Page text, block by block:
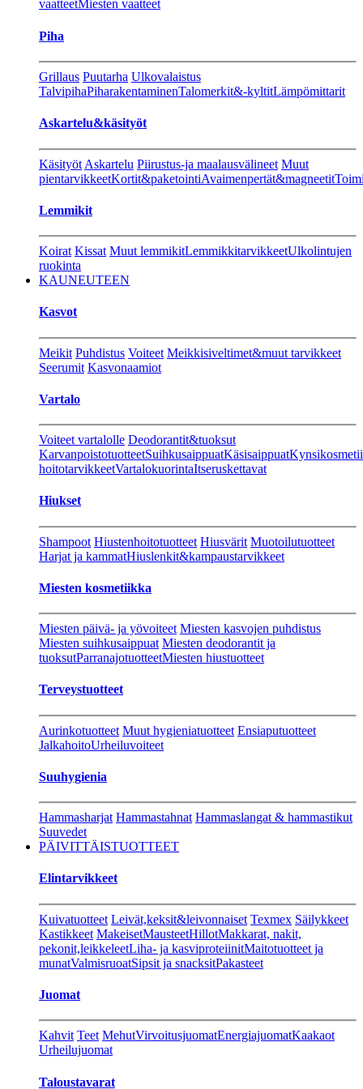
vaatteetMiesten vaatteet
Piha
Grillaus Puutarha Ulkovalaistus
TalvipihaPiharakentaminenTalomerkit&-kyltitLämpömittarit
Askartelu&käsityöt
Käsityöt Askartelu Piirustus-ja maalausvälineet Muut
pientarvikkeetKortit&paketointiAvaimenpertät&magneetit
Lemmikit
Koirat Kissat Muut lemmikitLemmikkitarvikkeetUlkolintujen
ruokinta
KAUNEUTEEN
Kasvot
Meikit Puhdistus Voiteet Meikkisiveltimet&muut tarvikkeet
Seerumit Kasvonaamiot
Vartalo
Voiteet vartalolle Deodorantit&tuoksut
KarvanpoistotuotteetSuihkusaippuatKäsisaippuat
hoitotarvikkeetVartalokuorintaItseruskettavat
Hiukset
Shampoot Hiustenhoitotuotteet Hiusvärit Muotoilutuotteet
Harjat ja kammatHiuslenkit&kampaustarvikkeet
Miesten kosmetiikka
Miesten päivä- ja yövoiteet Miesten kasvojen puhdistus
Miesten suihkusaippuat Miesten deodorantit ja
tuoksutParranajotuotteetMiesten hiustuotteet
Terveystuotteet
Aurinkotuotteet Muut hygieniatuotteet Ensiaputuotteet
JalkahoitoUrheiluvoiteet
Suuhygienia
Hammasharjat Hammastahnat Hammaslangat & hammastikut
Suuvedet
PÄIVITTÄISTUOTTEET
Elintarvikkeet
Kuivatuotteet Leivät,keksit&leivonnaiset Texmex Säilykkeet
Kastikkeet MakeisetMausteetHillotMakkarat, nakit,
pekonit,leikkeleetLiha- ja kasviproteiinitMaitotuotteet ja
munatValmisruoatSipsit ja snacksitPakasteet
Juomat
Kahvit Teet MehutVirvoitusjuomatEnergiajuomatKaakaot
Urheilujuomat
Taloustavarat